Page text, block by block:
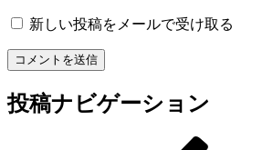
新しい投稿をメールで受け取る
投稿ナビゲーション